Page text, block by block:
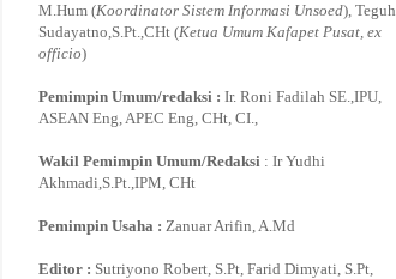
M.Hum (Koordinator Sistem Informasi Unsoed), Teguh
Sudayatno,S.Pt.,CHt (Ketua Umum Kafapet Pusat, ex
officio)
Pemimpin Umum/redaksi : Ir. Roni Fadilah SE.,IPU,
ASEAN Eng, APEC Eng, CHt, CI.,
Wakil Pemimpin Umum/Redaksi : Ir Yudhi
Akhmadi,S.Pt.,IPM, CHt
Pemimpin Usaha : Zanuar Arifin, A.Md
Editor : Sutriyono Robert, S.Pt, Farid Dimyati, S.Pt,